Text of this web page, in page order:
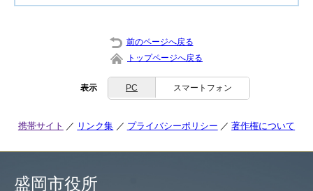
前のページへ戻る
トップページへ戻る
表示 PC スマートフォン
携帯サイト リンク集 プライバシーポリシー 著作権について
盛岡市役所